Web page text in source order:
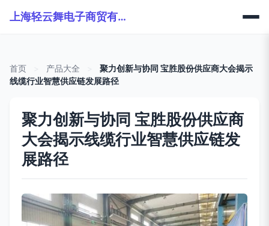
上海轻云舞电子商贸有限公司
首页 产品大全
聚力创新与协同 宝胜股份供应商大会揭示
线缆行业智慧供应链发展路径
聚力创新与协同 宝胜股份供应商
大会揭示线缆行业智慧供应链发
展路径